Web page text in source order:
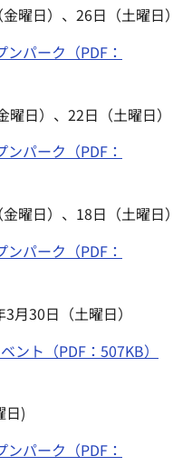
日）、26日（土曜日）
ンパーク（PDF：
日）、22日（土曜日）
ンパーク（PDF：
日）、18日（土曜日）
ンパーク（PDF：
30日（土曜日）
ント（PDF：507KB）
日)
ンパーク（PDF：